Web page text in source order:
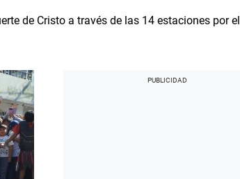
de Cristo a través de las 14 estaciones por el